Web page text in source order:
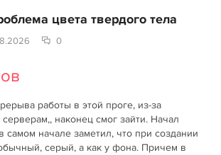
цвета твердого тела
0
работы в этой проге, из-за
наконец смог зайти. Начал
самом начале заметил, что при создании
серый, а как у фона. Причем в